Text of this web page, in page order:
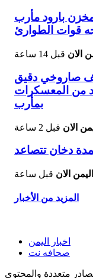
مخزن بارود مأرب
قوات الطوارئ
الان قبل 14 ساعة
صاروخي دقيق
من المعسكرات
بمأرب
الان قبل 2 ساعة
دخان تتصاعد
الان قبل ساعة
المزيد من الأخبار
اخبار اليمن
صحافه نت
متعددة والمحتوى